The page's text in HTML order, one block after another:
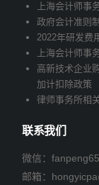
上海会计师事
政府会计准则
2022年研发费
上海会计师事
高新技术企业
加计扣除政策
律师事务所相
联系我们
微信：fanpeng65
邮箱：